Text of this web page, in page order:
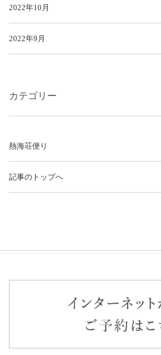
2022年10月
2022年9月
カテゴリー
熱海荘便り
記事のトップへ